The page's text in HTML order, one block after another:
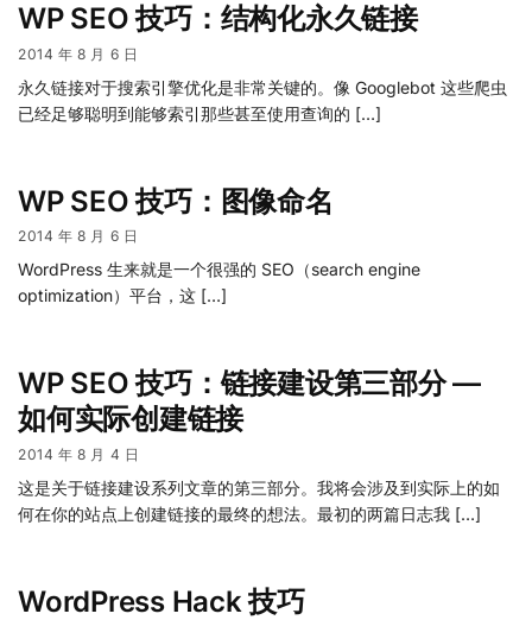
WP SEO 技巧：结构化永久链接
2014 年 8 月 6 日
永久链接对于搜索引擎优化是非常关键的。像 Googlebot 这些爬虫
已经足够聪明到能够索引那些甚至使用查询的 […]
WP SEO 技巧：图像命名
2014 年 8 月 6 日
WordPress 生来就是一个很强的 SEO（search engine
optimization）平台，这 […]
WP SEO 技巧：链接建设第三部分 —
如何实际创建链接
2014 年 8 月 4 日
这是关于链接建设系列文章的第三部分。我将会涉及到实际上的如
何在你的站点上创建链接的最终的想法。最初的两篇日志我 […]
WordPress Hack 技巧